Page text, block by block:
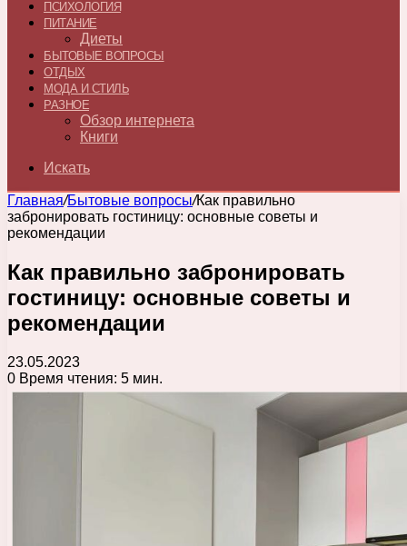
ПСИХОЛОГИЯ
ПИТАНИЕ
Диеты
БЫТОВЫЕ ВОПРОСЫ
ОТДЫХ
МОДА И СТИЛЬ
РАЗНОЕ
Обзор интернета
Книги
Искать
Главная/Бытовые вопросы/Как правильно
забронировать гостиницу: основные советы и
рекомендации
Как правильно забронировать
гостиницу: основные советы и
рекомендации
23.05.2023
0 Время чтения: 5 мин.